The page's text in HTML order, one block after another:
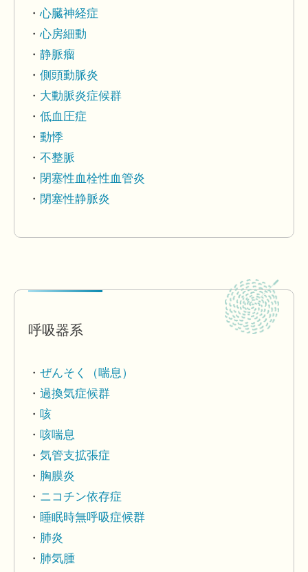
心臓神経症
心房細動
静脈瘤
側頭動脈炎
大動脈炎症候群
低血圧症
動悸
不整脈
閉塞性血栓性血管炎
閉塞性静脈炎
呼吸器系
ぜんそく（喘息）
過換気症候群
咳
咳喘息
気管支拡張症
胸膜炎
ニコチン依存症
睡眠時無呼吸症候群
肺炎
肺気腫